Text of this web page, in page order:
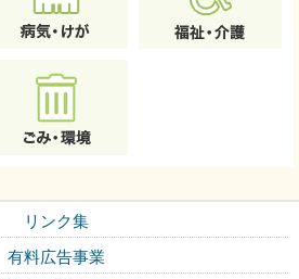
リンク集
有料広告事業